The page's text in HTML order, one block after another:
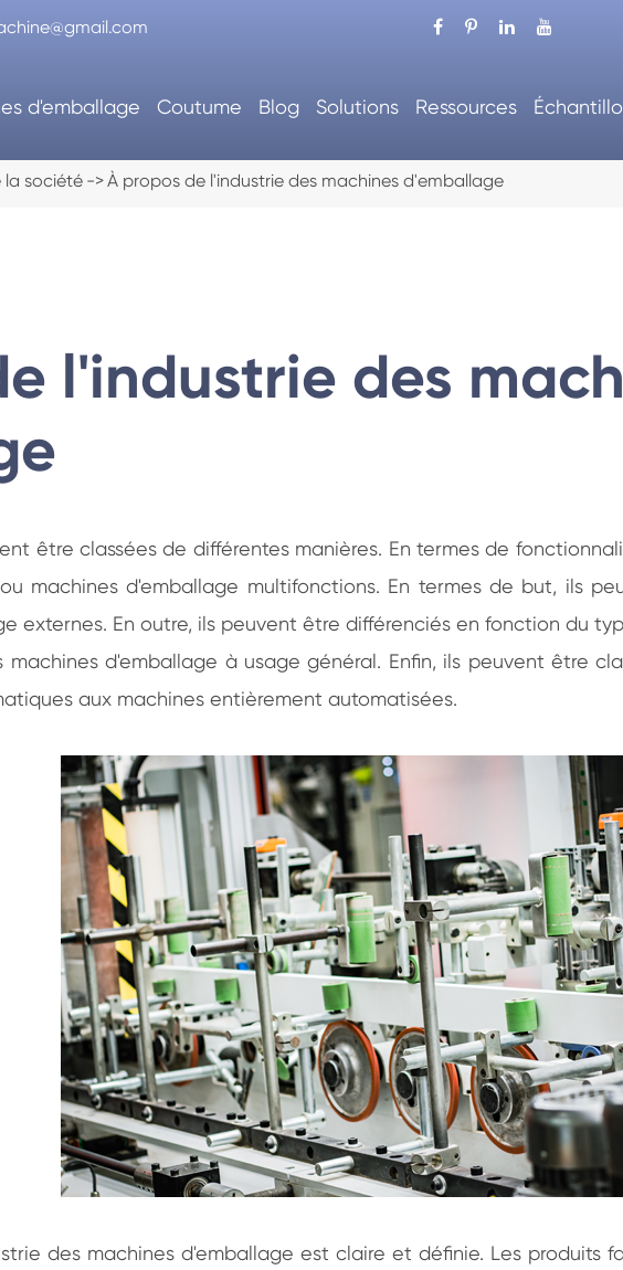
d'emballage Coutume Blog Solutions Ressources
la société À propos de l'industrie des machines d'emballage
l'industrie des
être classées de différentes manières. En termes de
machines d'emballage multifonctions. En termes de but, ils
externes. En outre, ils peuvent être différenciés en fonction du
d'emballage à usage général. Enfin, ils peuvent être
aux machines entièrement automatisées.
des machines d'emballage est claire et définie. Les produits